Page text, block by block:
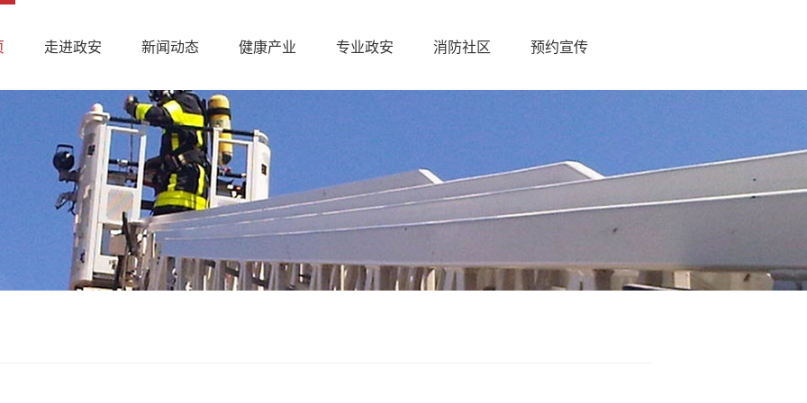
走进政安 新闻动态 健康产业 专业政安 消防社区 预约宣传